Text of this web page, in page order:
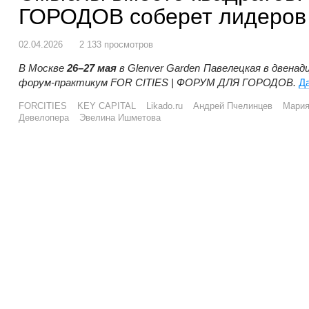
ГОРОДОВ соберет лидеров
02.04.2026 2 133 просмотров
В Москве26–27 мая в Glenver Garden Павелецкая в
форум-практикум FOR CITIES | ФОРУМ ДЛЯ ГОРОДОВ.
FORCITIES KEY CAPITAL Likado.ru Андрей Пчелинцев
Девелопера
Эвелина Ишметова